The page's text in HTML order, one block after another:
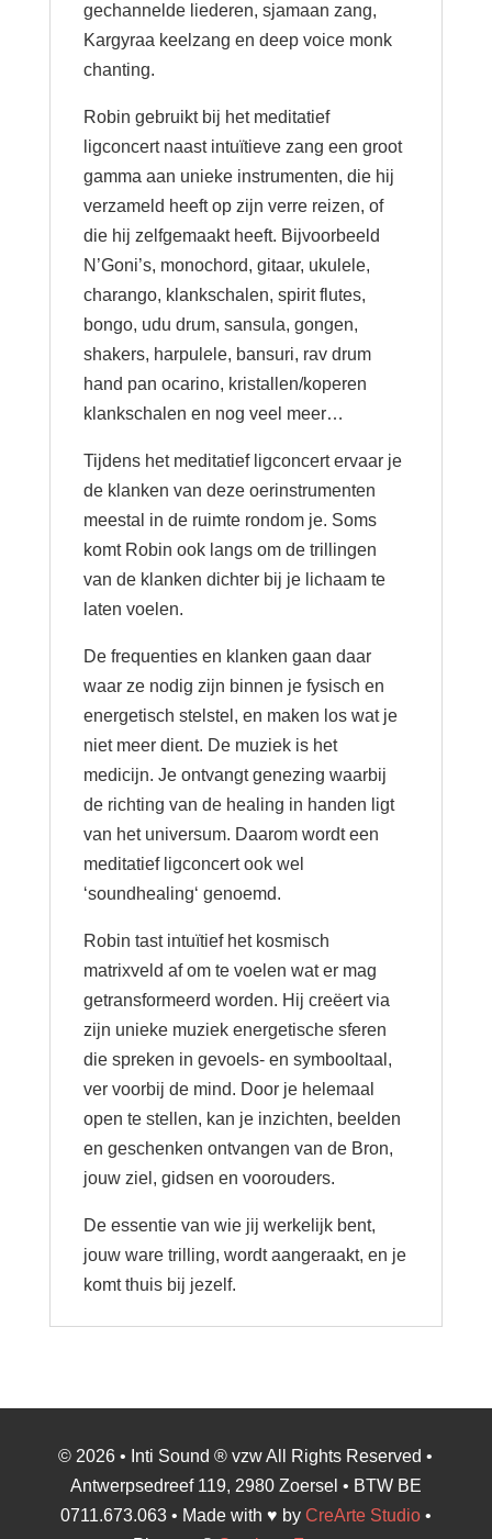
gechannelde liederen, sjamaan zang,
Kargyraa keelzang en deep voice monk
chanting.
Robin gebruikt bij het meditatief
ligconcert naast intuïtieve zang een groot
gamma aan unieke instrumenten, die hij
verzameld heeft op zijn verre reizen, of
die hij zelfgemaakt heeft. Bijvoorbeeld
N’Goni’s, monochord, gitaar, ukulele,
charango, klankschalen, spirit flutes,
bongo, udu drum, sansula, gongen,
shakers, harpulele, bansuri, rav drum
hand pan ocarino, kristallen/koperen
klankschalen en nog veel meer…
Tijdens het meditatief ligconcert ervaar je
de klanken van deze oerinstrumenten
meestal in de ruimte rondom je. Soms
komt Robin ook langs om de trillingen
van de klanken dichter bij je lichaam te
laten voelen.
De frequenties en klanken gaan daar
waar ze nodig zijn binnen je fysisch en
energetisch stelstel, en maken los wat je
niet meer dient. De muziek is het
medicijn. Je ontvangt genezing waarbij
de richting van de healing in handen ligt
van het universum. Daarom wordt een
meditatief ligconcert ook wel
‘soundhealing‘ genoemd.
Robin tast intuïtief het kosmisch
matrixveld af om te voelen wat er mag
getransformeerd worden. Hij creëert via
zijn unieke muziek energetische sferen
die spreken in gevoels- en symbooltaal,
ver voorbij de mind. Door je helemaal
open te stellen, kan je inzichten, beelden
en geschenken ontvangen van de Bron,
jouw ziel, gidsen en voorouders.
De essentie van wie jij werkelijk bent,
jouw ware trilling, wordt aangeraakt, en je
komt thuis bij jezelf.
© 2026 • Inti Sound ® vzw All Rights Reserved •
Antwerpsedreef 119, 2980 Zoersel • BTW BE
0711.673.063 • Made with ♥ by CreArte Studio•